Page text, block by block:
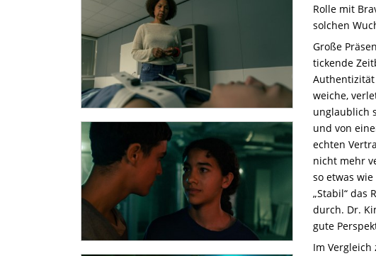
Rolle mit
solchen
Große
tickende
weiche,
unglaublich
und von
echten
nicht mehr
so etwas
„Stabil“ das
durch. Dr.
gute
Im Vergleich